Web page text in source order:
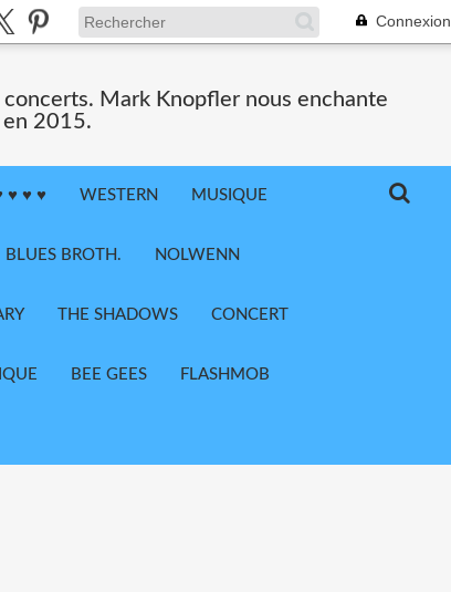
Connexion
Mark Knopfler nous enchante
en 2015.
♥ ♥ ♥ WESTERN MUSIQUE
BLUES BROTH. NOLWENN
THE SHADOWS CONCERT
BEE GEES FLASHMOB